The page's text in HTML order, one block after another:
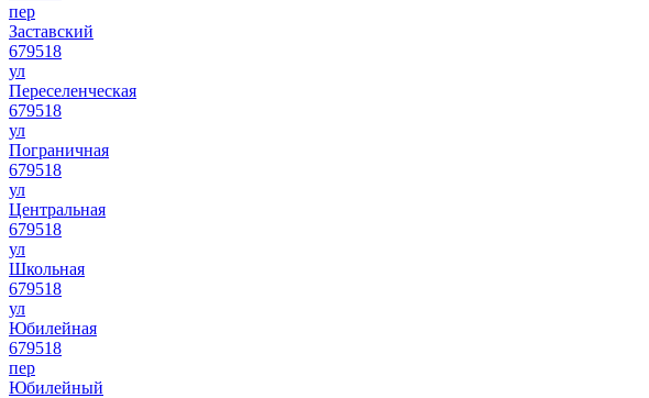
пер
Заставский
679518
ул
Переселенческая
679518
ул
Пограничная
679518
ул
Центральная
679518
ул
Школьная
679518
ул
Юбилейная
679518
пер
Юбилейный